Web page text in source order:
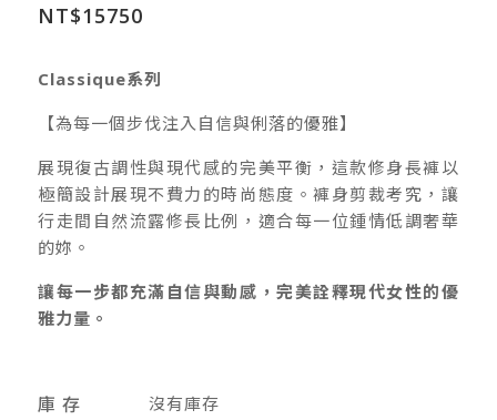
NT$15750
Classique系列
【為每一個步伐注入自信與俐落的優雅】
展現復古調性與現代感的完美平衡，這款修身長褲以
極簡設計展現不費力的時尚態度。褲身剪裁考究，讓
行走間自然流露修長比例，適合每一位鍾情低調奢華
的妳。
讓每一步都充滿自信與動感，完美詮釋現代女性的優
雅力量。
庫 存 沒有庫存